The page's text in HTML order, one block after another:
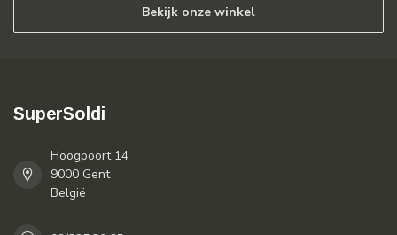
Bekijk onze winkel
SuperSoldi
Hoogpoort 14
9000 Gent
België